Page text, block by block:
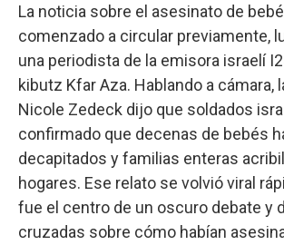
La noticia sobre el asesinato de
comenzado a circular previamente,
una periodista de la emisora israelí
kibutz Kfar Aza. Hablando a cámara,
Nicole Zedeck dijo que soldados
confirmado que decenas de bebés
decapitados y familias enteras
hogares. Ese relato se volvió viral
fue el centro de un oscuro debate y
cruzadas sobre cómo habían